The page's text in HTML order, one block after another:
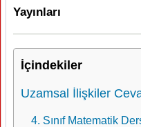
Yayınları
İçindekiler
Uzamsal İlişkiler
4. Sınıf Matematik